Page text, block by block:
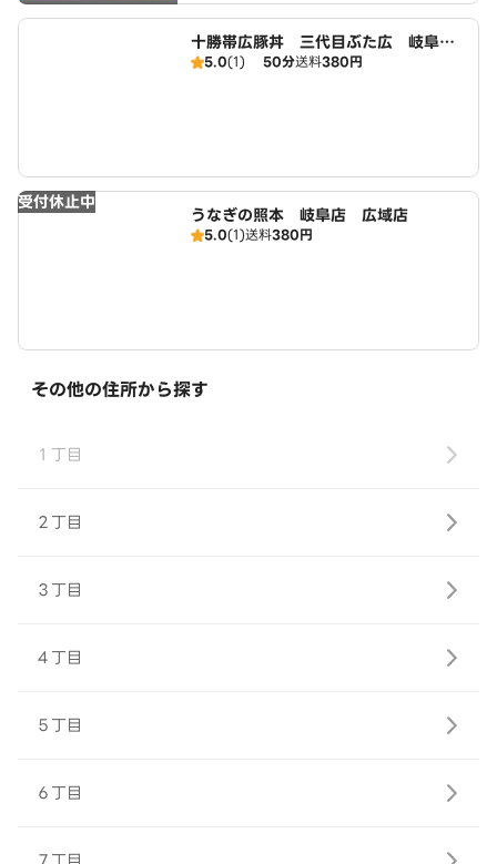
十勝帯広豚丼 三代目ぶた広 岐阜
店 広域店
5.0(1) 50分送料380円
受付休止中
うなぎの照本 岐阜店 広域店
5.0(1)送料380円
その他の住所から探す
１丁目
２丁目
３丁目
４丁目
５丁目
６丁目